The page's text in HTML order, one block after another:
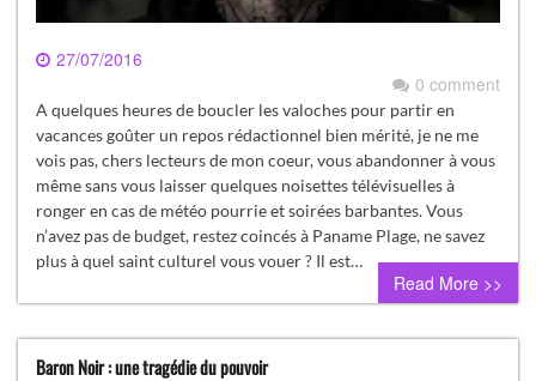
27/07/2016
0 comment
A quelques heures de boucler les valoches pour partir en
vacances goûter un repos rédactionnel bien mérité, je ne me
vois pas, chers lecteurs de mon coeur, vous abandonner à vous
même sans vous laisser quelques noisettes télévisuelles à
ronger en cas de météo pourrie et soirées barbantes. Vous
n’avez pas de budget, restez coincés à Paname Plage, ne savez
plus à quel saint culturel vous vouer ? Il est…
Read More >>
Baron Noir : une tragédie du pouvoir